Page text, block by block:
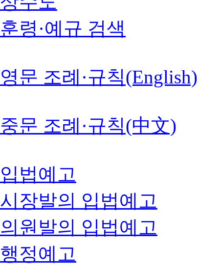
훈령·예규 검색
영문 조례·규칙(English)
중문 조례·규칙(中文)
입법예고
시장발의 입법예고
의원발의 입법예고
행정예고